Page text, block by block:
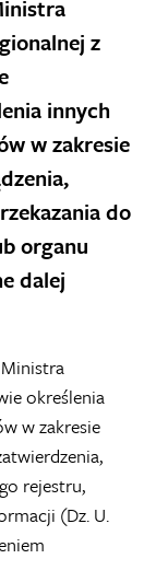
z
innych
w zakresie
do
organu
dalej
określenia
w zakresie
rejestru,
(Dz. U.